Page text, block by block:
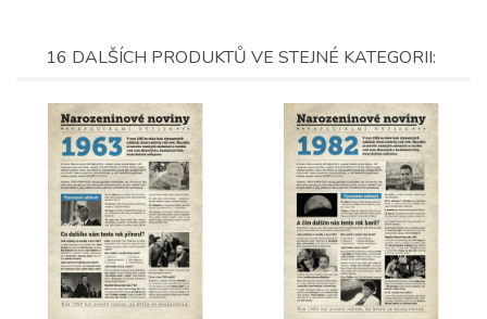
16 DALŠÍCH PRODUKTŮ VE STEJNÉ KATEGORII: